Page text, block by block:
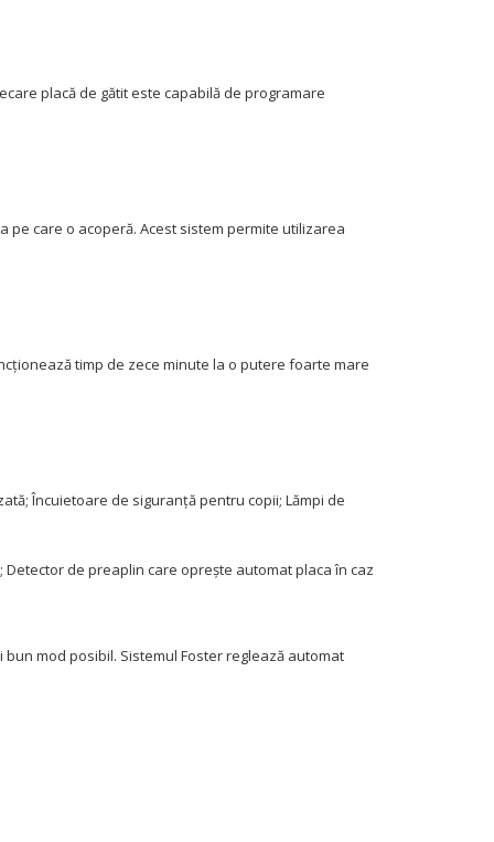
placă de gătit este capabilă de programare
pe care o acoperă. Acest sistem permite utilizarea
timp de zece minute la o putere foarte mare
Încuietoare de siguranță pentru copii; Lămpi de
Detector de preaplin care oprește automat placa în caz
bun mod posibil. Sistemul Foster reglează automat